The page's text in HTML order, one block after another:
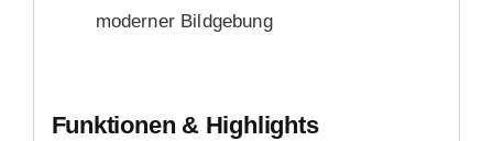
moderner Bildgebung
Funktionen & Highlights